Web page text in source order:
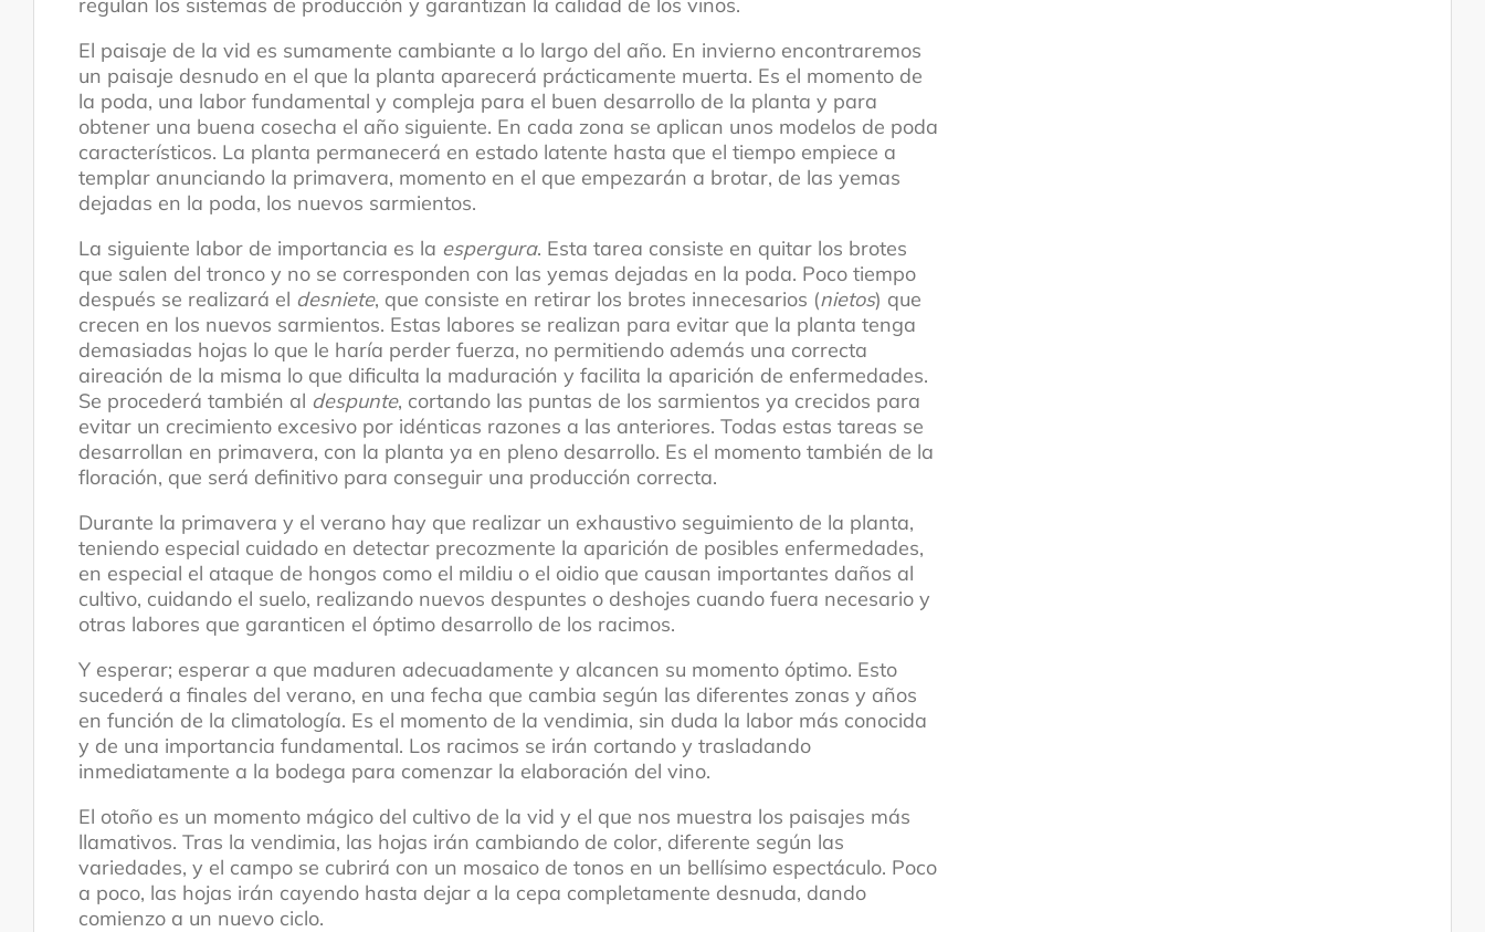
El paisaje de la vid es sumamente cambiante a lo largo del año. En invierno encontraremos
un paisaje desnudo en el que la planta aparecerá prácticamente muerta. Es el momento de
la poda, una labor fundamental y compleja para el buen desarrollo de la planta y para
obtener una buena cosecha el año siguiente. En cada zona se aplican unos modelos de poda
característicos. La planta permanecerá en estado latente hasta que el tiempo empiece a
templar anunciando la primavera, momento en el que empezarán a brotar, de las yemas
dejadas en la poda, los nuevos sarmientos.
La siguiente labor de importancia es la espergura. Esta tarea consiste en quitar los brotes
que salen del tronco y no se corresponden con las yemas dejadas en la poda. Poco tiempo
después se realizará el desniete, que consiste en retirar los brotes innecesarios (nietos) que
crecen en los nuevos sarmientos. Estas labores se realizan para evitar que la planta tenga
demasiadas hojas lo que le haría perder fuerza, no permitiendo además una correcta
aireación de la misma lo que dificulta la maduración y facilita la aparición de enfermedades.
Se procederá también al despunte, cortando las puntas de los sarmientos ya crecidos para
evitar un crecimiento excesivo por idénticas razones a las anteriores. Todas estas tareas se
desarrollan en primavera, con la planta ya en pleno desarrollo. Es el momento también de la
floración, que será definitivo para conseguir una producción correcta.
Durante la primavera y el verano hay que realizar un exhaustivo seguimiento de la planta,
teniendo especial cuidado en detectar precozmente la aparición de posibles enfermedades,
en especial el ataque de hongos como el mildiu o el oidio que causan importantes daños al
cultivo, cuidando el suelo, realizando nuevos despuntes o deshojes cuando fuera necesario y
otras labores que garanticen el óptimo desarrollo de los racimos.
Y esperar; esperar a que maduren adecuadamente y alcancen su momento óptimo. Esto
sucederá a finales del verano, en una fecha que cambia según las diferentes zonas y años
en función de la climatología. Es el momento de la vendimia, sin duda la labor más conocida
y de una importancia fundamental. Los racimos se irán cortando y trasladando
inmediatamente a la bodega para comenzar la elaboración del vino.
El otoño es un momento mágico del cultivo de la vid y el que nos muestra los paisajes más
llamativos. Tras la vendimia, las hojas irán cambiando de color, diferente según las
variedades, y el campo se cubrirá con un mosaico de tonos en un bellísimo espectáculo. Poco
a poco, las hojas irán cayendo hasta dejar a la cepa completamente desnuda, dando
comienzo a un nuevo ciclo.